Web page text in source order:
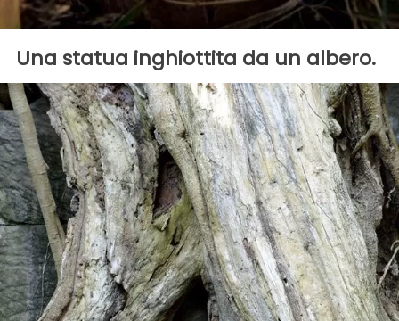
Una statua inghiottita da un albero.